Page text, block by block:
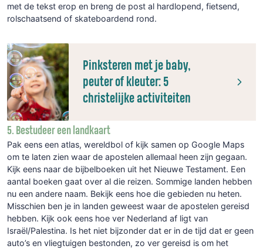
met de tekst erop en breng de post al hardlopend, fietsend,
rolschaatsend of skateboardend rond.
Pinksteren met je baby,
peuter of kleuter: 5
christelijke activiteiten
5. Bestudeer een landkaart
Pak eens een atlas, wereldbol of kijk samen op Google Maps
om te laten zien waar de apostelen allemaal heen zijn gegaan.
Kijk eens naar de bijbelboeken uit het Nieuwe Testament. Een
aantal boeken gaat over al die reizen. Sommige landen hebben
nu een andere naam. Bekijk eens hoe die gebieden nu heten.
Misschien ben je in landen geweest waar de apostelen gereisd
hebben. Kijk ook eens hoe ver Nederland af ligt van
Israël/Palestina. Is het niet bijzonder dat er in de tijd dat er geen
auto’s en vliegtuigen bestonden, zo ver gereisd is om het